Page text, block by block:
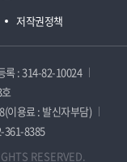
저작권정책
록 : 314-82-10024
이용료 : 발신자부담)
361-8385
RESERVED.